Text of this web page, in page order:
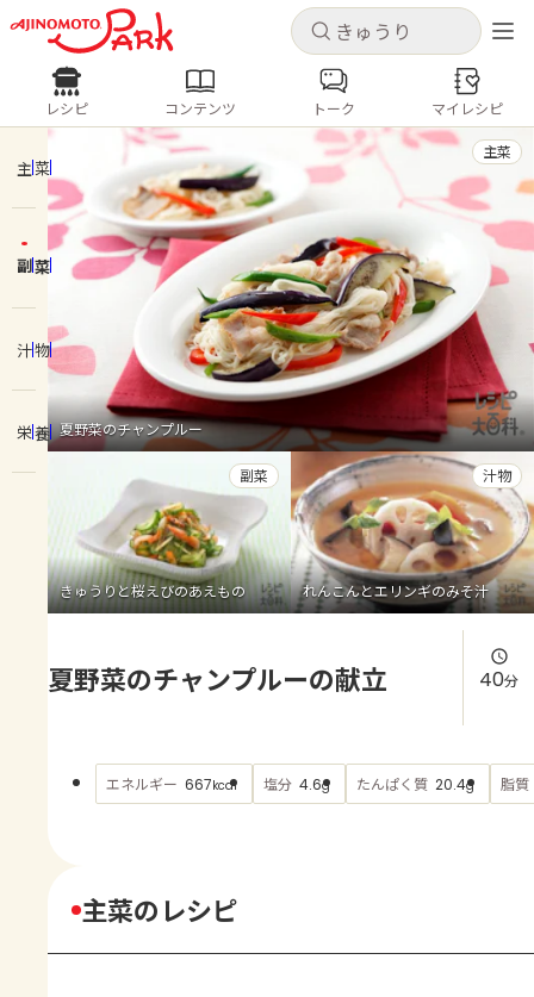
キャンセル
ログインするとレシピを保存できます
ログイン 新規登録
ホーム
コンテンツ
レシピ
トーク
よくあるお問い合わせ
お買い物
AJINOMOTO PARK とは
キャンセル
レシピ コンテンツ
人気の食材・レシピ
きゅうり トマト
とうもろこし
みょうが ゴーヤ
レシピ コンテンツ トーク マイレシピ
主菜
副菜
汁物
栄養 夏野菜のチャンプルー
主菜
きゅうりと桜えびのあえもの
副菜
れんこんとエリンギのみそ汁
汁物
夏野菜のチャンプルーの献立 40分
エネルギー 667kcal 塩分 4.6g たんぱく質 20.4g 脂質
主菜のレシピ